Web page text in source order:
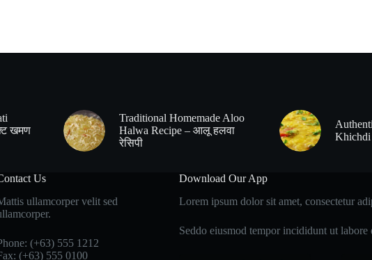
खमण
Traditional Homemade Aloo
Halwa Recipe – आलू हलवा
रेसिपी
Khichdi
Us
ullamcorper velit sed
(+63) 555 1212
(+63) 555 0100
Download Our App
Lorem ipsum dolor sit amet, consectetur
Seddo eiusmod tempor incididunt ut labore